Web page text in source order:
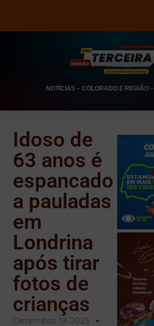
NOTÍCIAS– COLORADO E REGIÃO–
Idoso de
63 anos é
espancado
a pauladas
em
Londrina
após tirar
fotos de
crianças
Dezembro 19, 2025